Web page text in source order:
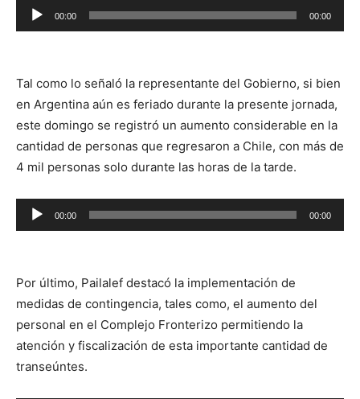
Reproductor
de
00:00 00:00
Tal como lo señaló la representante del Gobierno, si bien
en Argentina aún es feriado durante la presente jornada,
este domingo se registró un aumento considerable en la
cantidad de personas que regresaron a Chile, con más de
4 mil personas solo durante las horas de la tarde.
Reproductor
de
00:00 00:00
Por último, Pailalef destacó la implementación de
medidas de contingencia, tales como, el aumento del
personal en el Complejo Fronterizo permitiendo la
atención y fiscalización de esta importante cantidad de
transeúntes.